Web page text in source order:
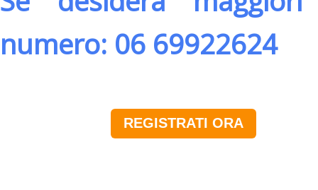
numero: 06 69922624
REGISTRATI ORA